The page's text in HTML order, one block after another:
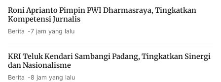
Roni Aprianto Pimpin PWI Dharmasraya, Tingkatkan
Kompetensi Jurnalis
Berita 7 jam yang lalu
KRI Teluk Kendari Sambangi Padang, Tingkatkan Sinergi
dan Nasionalisme
Berita 8 jam yang lalu